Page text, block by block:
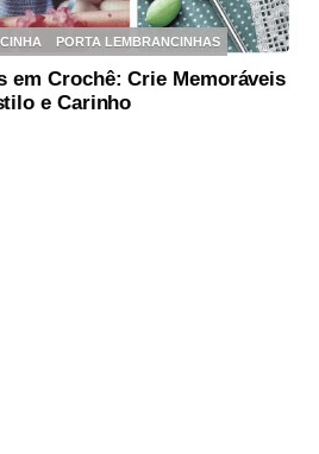
PORTA LEMBRANCINHAS
em Crochê: Crie Memoráveis
e Carinho